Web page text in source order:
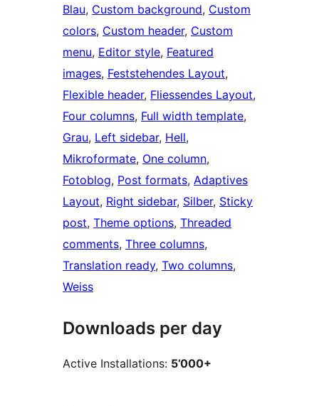
Blau, Custom background, Custom
colors, Custom header, Custom
menu, Editor style, Featured
images, Feststehendes Layout
Flexible header, Fliessendes Layout
Four columns, Full width template
Grau, Left sidebar, Hell
Mikroformate, One column
Fotoblog, Post formats, Adaptives
Layout, Right sidebar, Silber, Sticky
post, Theme options, Threaded
comments, Three columns
Translation ready, Two columns
Weiss
Downloads per day
Active Installations: 5’000+